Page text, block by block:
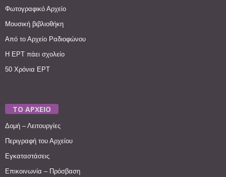
Φωτογραφικό Αρχείο
Μουσική βιβλιοθήκη
Από το Αρχείο Ραδιοφώνου
Η ΕΡΤ πάει σχολείο
50 Χρόνια ΕΡΤ
ΤΟ ΑΡΧΕΙΟ
Δομή – Λειτουργίες
Περιγραφή του Αρχείου
Εγκαταστάσεις
Επικοινωνία – Πρόσβαση